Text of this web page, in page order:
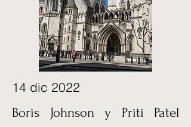
14 dic 2022
Boris Johnson y Priti Patel